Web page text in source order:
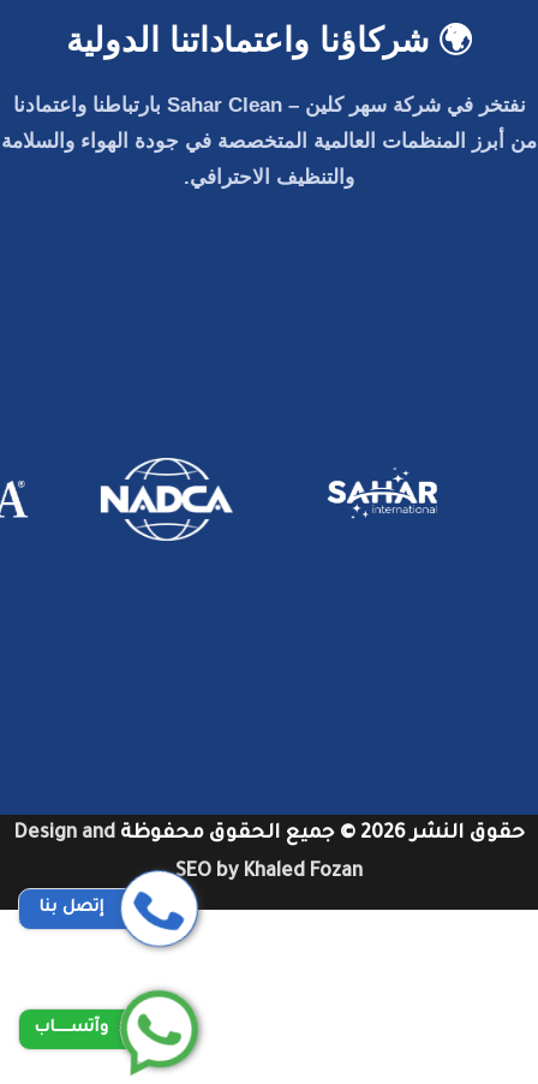
🌍 شركاؤنا واعتماداتنا الدولية
نفتخر فيشركة سهر كلين – Sahar Clean
بارتباطنا واعتمادنا
من أبرز المنظمات العالمية المتخصصة في جودة الهواء والسلامة
والتنظيف الاحترافي.
حقوق النشر 2026 © جميع الحقوق محفوظة
Design and
SEO by Khaled Fozan
إتصل بنا
وآتســــاب
شركات تنظيف مكيفات سبليت بجدة عمالة فلبينية